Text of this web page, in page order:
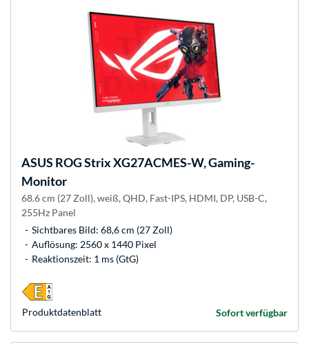
ASUS ROG Strix XG27ACMES-W, Gaming-
Monitor
68.6 cm (27 Zoll), weiß, QHD, Fast-IPS, HDMI, DP, USB-C,
255Hz Panel
Sichtbares Bild: 68,6 cm (27 Zoll)
Auflösung: 2560 x 1440 Pixel
Reaktionszeit: 1 ms (GtG)
Sofort verfügbar
Produkt­datenblatt